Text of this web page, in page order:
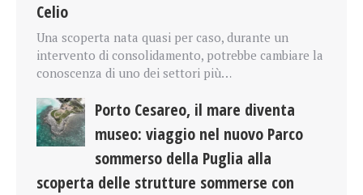
Celio
Una scoperta nata quasi per caso, durante un
intervento di consolidamento, potrebbe cambiare la
conoscenza di uno dei settori più…
Porto Cesareo, il mare diventa
museo: viaggio nel nuovo Parco
sommerso della Puglia alla
scoperta delle strutture sommerse con